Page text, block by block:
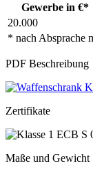
Gewerbe in €*
* nach Absprache
20.000
PDF Beschreibung
Zertifikate
Maße und Gewicht